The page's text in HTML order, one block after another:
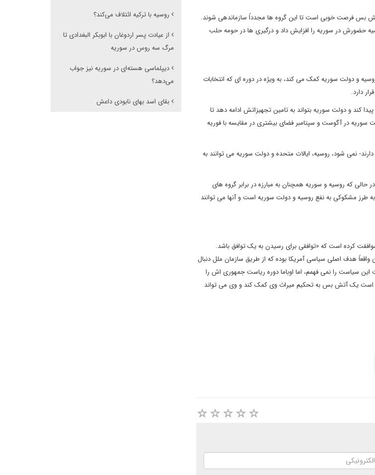
آتش بس فرصت خوبی است تا این گروه ها مجدداً سازماندهی شوند.
حضورش در سوریه را افزایش داد و درگیری ها در حومه حلب
و دولت سوریه کمک می کند، به ویژه در دوره ای که انتخابات
دارد.
و دولت سوریه بتواند به تامین تجهیزاتش ادامه دهد تا
سوریه در آگوست و سپتامبر فضای بیشتری در مقایسه با فوریه
نمی شود، روسیه، ایالات متحده و دولت سوریه می توانند به
که روسیه و سوریه همچنان به مبارزه در برابر گروه های
به طرز مشکوکی به نفع روسیه و دولت سوریه است و آنها می توانند
کرده است که «توافقی برای رسیدن به یک توافق باشد.
هدف اصلی سیاسی آمریکا بوده که از طریق سازمان ملل دنبال
این سیاست را نمی فهمم، اما اوباما دوره ریاست جمهوری اش را
است یک آتش بس به تحکیم میراث وی کمک کند و وی می تواند
روسیه با ترکیه ائتلاف می‌کند؟
از عیادت پسر اردوغان با ابوبکر البغدادی تا
مرگ سه روس در سوریه
دیپلماسی هسته‌ای در سوریه نیز جواب
می‌دهد؟
بقای اسد بهای نابودی داعش